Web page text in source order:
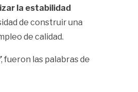
la estabilidad
de construir una
de calidad.
, fueron las palabras de